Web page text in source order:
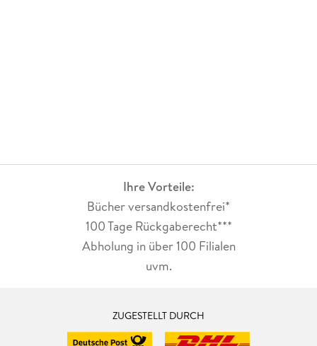
Ihre Vorteile:
Bücher versandkostenfrei*
100 Tage Rückgaberecht***
Abholung in über 100 Filialen
uvm.
ZUGESTELLT DURCH